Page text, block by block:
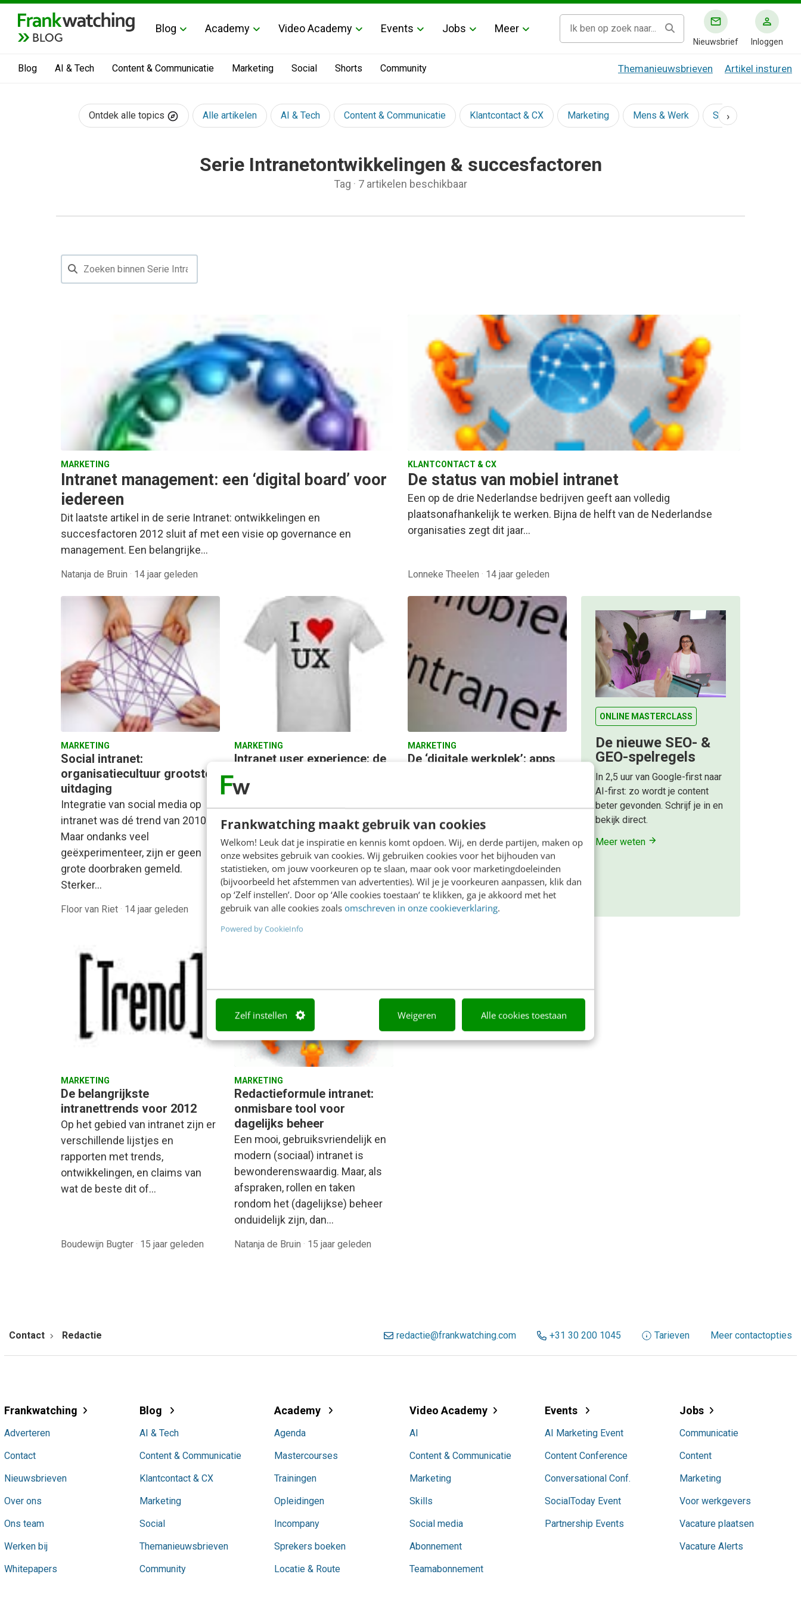
Frankwatching maakt gebruik van cookies
Welkom! Leuk dat je inspiratie en kennis komt opdoen. Wij, en derde partijen, maken op
onze websites gebruik van cookies. Wij gebruiken cookies voor het bijhouden van
statistieken, om jouw voorkeuren op te slaan, maar ook voor marketingdoeleinden
(bijvoorbeeld het afstemmen van advertenties). Wil je je voorkeuren aanpassen, klik dan
op ‘Zelf instellen’. Door op ‘Alle cookies toestaan’ te klikken, ga je akkoord met het
gebruik van alle cookies zoals omschreven in onze cookieverklaring.
Powered by CookieInfo
Zelf instellen Weigeren Alle cookies toestaan
BLOG
Blog Academy Video Academy Events Jobs Meer
Nieuwsbrief Inloggen
Blog AI & Tech Content & Communicatie Marketing Social Shorts Community Themanieuwsbrieven Artikel insturen
Ontdek alle topics Alle artikelen AI & Tech Content & Communicatie Klantcontact & CX Marketing Mens & Werk Social
›
Serie Intranetontwikkelingen & succesfactoren
Tag · 7 artikelen beschikbaar
MARKETING
Intranet management: een ‘digital board’ voor
iedereen
Dit laatste artikel in de serie Intranet: ontwikkelingen en
succesfactoren 2012 sluit af met een visie op governance en
management. Een belangrijke…
Natanja de Bruin · 14 jaar geleden
KLANTCONTACT & CX
De status van mobiel intranet
Een op de drie Nederlandse bedrijven geeft aan volledig
plaatsonafhankelijk te werken. Bijna de helft van de Nederlandse
organisaties zegt dit jaar…
Lonneke Theelen · 14 jaar geleden
MARKETING
Social intranet:
organisatiecultuur grootste
uitdaging
Integratie van social media op
intranet was dé trend van 2010.
Maar ondanks veel
geëxperimenteer, zijn er geen
grote doorbraken gemeld.
Sterker…
Floor van Riet · 14 jaar geleden
MARKETING
Intranet user experience: de
Om te zorgen dat een intranet op
het niveau van dagelijks werk
écht bijdraagt aan de
organisatiedoelstellingen is UX-
ontwerp bijna onmisbaar. UX,…
Bart Hilhorst· 14 jaar geleden
MARKETING
De ‘digitale werkplek’: apps
werkplek’ in 2012 en verder?
‘Digital Workplace Trends 2012’
van Jane McConnell en ‘Intranet
Design Annual 2012’…
Christiaan W. Lustig· 15 jaar geleden
ONLINE MASTERCLASS
De nieuwe SEO- &
GEO-spelregels
In 2,5 uur van Google-first naar
AI-first: zo wordt je content
beter gevonden. Schrijf je in en
bekijk direct.
Meer weten
MARKETING
De belangrijkste
intranettrends voor 2012
Op het gebied van intranet zijn er
verschillende lijstjes en
rapporten met trends,
ontwikkelingen, en claims van
wat de beste dit of…
Boudewijn Bugter · 15 jaar geleden
MARKETING
Redactieformule intranet:
onmisbare tool voor
dagelijks beheer
Een mooi, gebruiksvriendelijk en
modern (sociaal) intranet is
bewonderenswaardig. Maar, als
afspraken, rollen en taken
rondom het (dagelijkse) beheer
onduidelijk zijn, dan…
Natanja de Bruin · 15 jaar geleden
Contact Redactie redactie@frankwatching.com +31 30 200 1045 Tarieven Meer contactopties
Frankwatching
Adverteren
Contact
Nieuwsbrieven
Over ons
Ons team
Werken bij
Whitepapers
Blog
AI & Tech
Content & Communicatie
Klantcontact & CX
Marketing
Social
Themanieuwsbrieven
Community
Academy
Agenda
Mastercourses
Trainingen
Opleidingen
Incompany
Sprekers boeken
Locatie & Route
Video Academy
AI
Content & Communicatie
Marketing
Skills
Social media
Abonnement
Teamabonnement
Events
AI Marketing Event
Content Conference
Conversational Conf.
SocialToday Event
Partnership Events
Jobs
Communicatie
Content
Marketing
Voor werkgevers
Vacature plaatsen
Vacature Alerts